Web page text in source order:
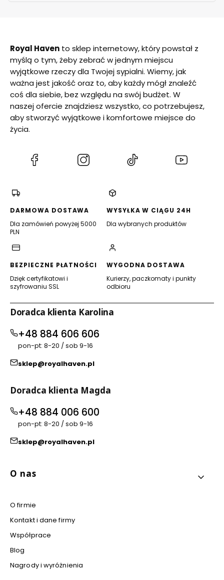
Royal Haven to sklep internetowy, który powstał z
myślą o tym, żeby zebrać w jednym miejscu
wyjątkowe rzeczy dla Twojej sypialni. Wiemy, jak
ważna jest jakość oraz to, aby każdy mógł znaleźć
coś dla siebie, bez względu na swój budżet. W
naszej ofercie znajdziesz wszystko, co potrzebujesz,
aby stworzyć wyjątkowe i komfortowe miejsce do
życia.
(Otwiera
nowej
(Otwiera
(Otwiera
DARMOWA DOSTAWA
Dla zamówień powyżej 5000
PLN
WYSYŁKA W CIĄGU 24H
Dla wybranych produktów
BEZPIECZNE PŁATNOŚCI
Dzięk certyfikatowi i
szyfrowaniu SSL
WYGODNA DOSTAWA
Kurierzy, paczkomaty i punkty
odbioru
Doradca klienta Karolina
+48 884 606 606
pon-pt: 8-20 / sob 9-16
sklep@royalhaven.pl
Doradca klienta Magda
+48 884 006 600
pon-pt: 8-20 / sob 9-16
sklep@royalhaven.pl
Linki w stopce
O nas
O firmie
Kontakt i dane firmy
Współprace
Blog
Nagrody i wyróżnienia